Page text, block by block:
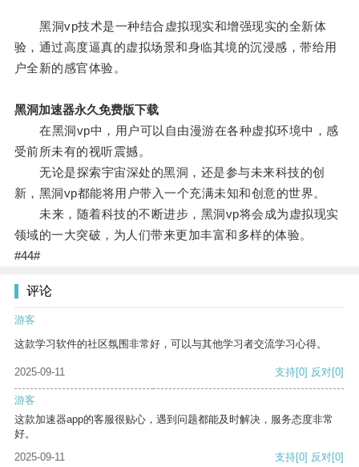
黑洞vp技术是一种结合虚拟现实和增强现实的全新体
验，通过高度逼真的虚拟场景和身临其境的沉浸感，带给用
户全新的感官体验。
黑洞加速器永久免费版下载
在黑洞vp中，用户可以自由漫游在各种虚拟环境中，感
受前所未有的视听震撼。
无论是探索宇宙深处的黑洞，还是参与未来科技的创
新，黑洞vp都能将用户带入一个充满未知和创意的世界。
未来，随着科技的不断进步，黑洞vp将会成为虚拟现实
领域的一大突破，为人们带来更加丰富和多样的体验。
#44#
评论
游客
这款学习软件的社区氛围非常好，可以与其他学习者交流学习心得。
2025-09-11 支持[0] 反对[0]
游客
这款加速器app的客服很贴心，遇到问题都能及时解决，服务态度非常
好。
2025-09-11
支持[0] 反对[0]